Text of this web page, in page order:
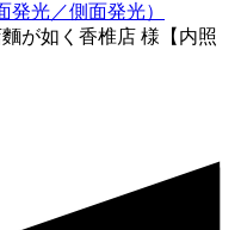
光／側面発光）
が如く香椎店 様【内照